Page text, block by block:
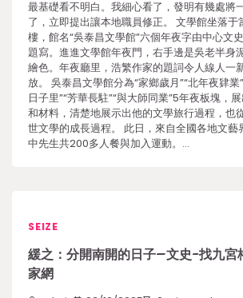
最基礎看不明白。我細心看了，發明有幾處將
了，立即提出讓本地職員修正。 文學館坐落于
樓，館名“吳泰昌文學館”六個年夜字由中心文
題寫。進進文學館年夜門，右手邊是吳老半身
繪色。年夜廳里，浩繁作家的題詞令人線人一
放。 吳泰昌文學館分為“家鄉歲月”“北年夜肄業
日子里”“芳華長駐”“與大師同業”5年夜板塊，
和材料，清楚地展示出他的文學旅行過程，也
世文學的成長過程。 此日，來自全國各地文藝
中先生共200多人餐與加入運動。…
SEIZE
緩之：分開南開的日子–文史-找九
家網